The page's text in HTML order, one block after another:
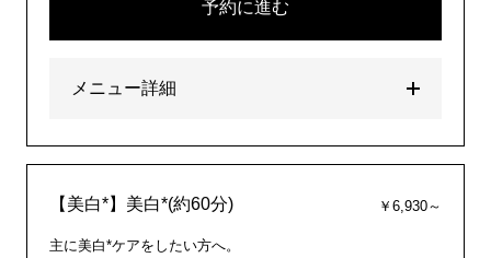
予約に進む
メニュー詳細
【美白*】美白*(約60分) ￥6,930～
主に美白*ケアをしたい方へ。